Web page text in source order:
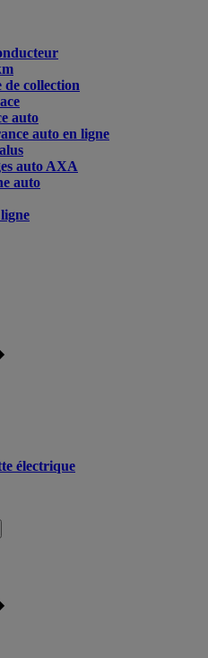
de collection
auto
auto en ligne
auto AXA
auto
électrique